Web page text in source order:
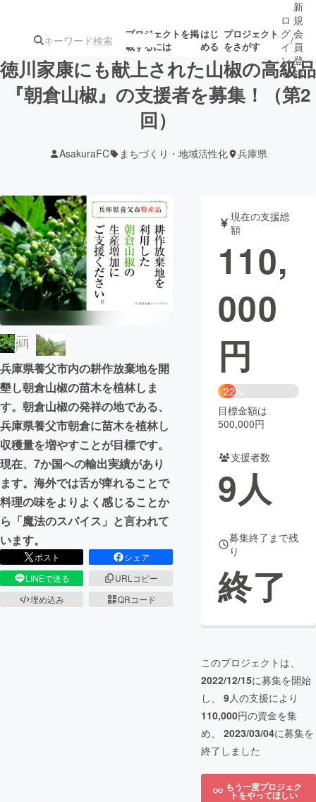
プロジェクトを掲
載するには
はじ
める
プロジェクト
をさがす
注目の新着プロ
テクノロジー・ガジェット
映像・映画 書籍・雑誌
ビジネス・起業 チャレンジ
CAMPFIRE for Social Good
CAMPFIRE Creation
CAMPFIREふるさと納税
コミュニティ
ロ
グ
イ
ン
/
新
規
会
員
登
録
徳川家康にも献上された山椒の高級品
『朝倉山椒』の支援者を募集！（第2
回）
AsakuraFC まちづくり・地域活性化 兵庫県
兵庫県養父市内の耕作放棄地を開
墾し朝倉山椒の苗木を植林しま
す。朝倉山椒の発祥の地である、
兵庫県養父市朝倉に苗木を植林し
収穫量を増やすことが目標です。
現在、7か国への輸出実績があり
ます。海外では舌が痺れることで
料理の味をよりよく感じることか
ら「魔法のスパイス」と言われて
います。
ポスト
シェア
LINEで送る
URLコピー
埋め込み
QRコード
現在の支援総
額
110,
000
円
22%
目標金額は
500,000円
支援者数
9人
募集終了まで残
り
終了
このプロジェクトは、
2022/12/15に募集を開始
し、 9人の支援により
110,000円の資金を集
め、 2023/03/04に募集を
終了しました
もう一度プロジェク
トをやってほしい